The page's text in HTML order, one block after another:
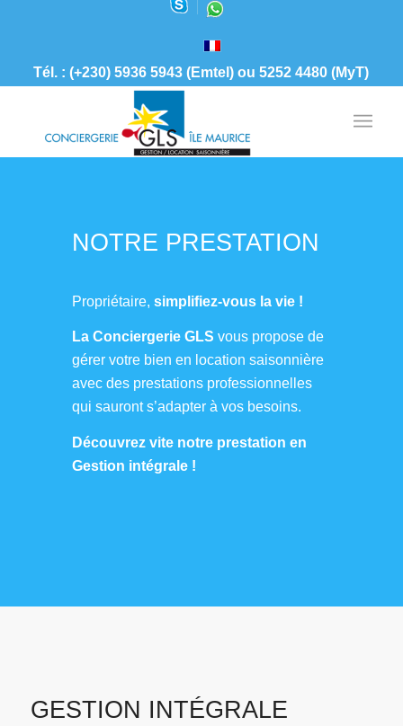
Tél. : (+230) 5936 5943 (Emtel) ou 5252 4480 (MyT)
NOTRE PRESTATION
Propriétaire, simplifiez-vous la vie !
La Conciergerie GLS vous propose de
gérer votre bien en location saisonnière
avec des prestations professionnelles
qui sauront s’adapter à vos besoins.
Découvrez vite notre prestation en
Gestion intégrale !
GESTION INTÉGRALE